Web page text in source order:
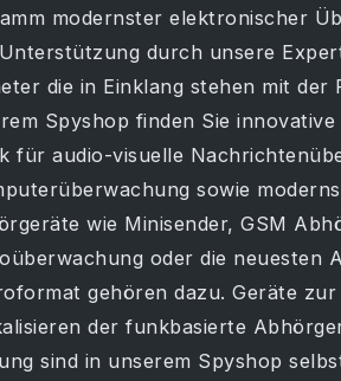
modernster elektronischer
durch unsere
die in Einklang stehen mit der
Spyshop finden Sie
für audio-visuelle
sowie
wie Minisender, GSM
oder die neuesten
gehören dazu. Geräte
der funkbasierte
sind in unserem Spyshop